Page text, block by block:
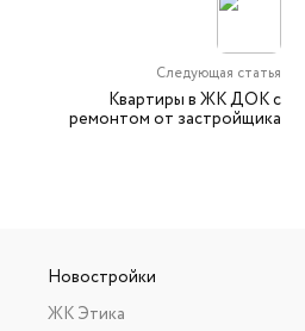
Следующая статья
Квартиры в ЖК ДОК с
ремонтом от застройщика
Новостройки
ЖК Этика